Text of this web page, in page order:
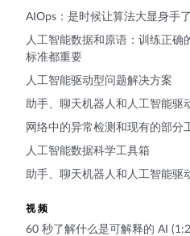
AIOps：是时候让算法大显身手了
人工智能数据和原语：训练正确
标准都重要
人工智能驱动型问题解决方案
助手、聊天机器人和人工智能驱
网络中的异常检测和现有的部分
人工智能数据科学工具箱
助手、聊天机器人和人工智能驱
视频
60 秒了解什么是可解释的 AI